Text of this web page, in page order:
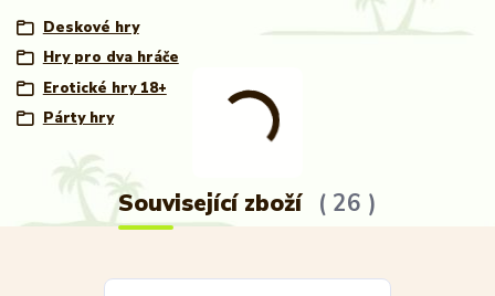
Deskové hry
Hry pro dva hráče
Erotické hry 18+
Párty hry
Související zboží 26